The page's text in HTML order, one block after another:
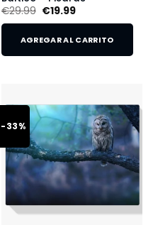
€29.99 €19.99
AGREGAR AL CARRITO
-33%